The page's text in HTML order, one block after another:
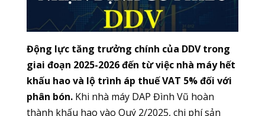
Động lực tăng trưởng chính của DDV trong
giai đoạn 2025-2026 đến từ việc nhà máy hết
khấu hao và lộ trình áp thuế VAT 5% đối với
phân bón.Khi nhà máy DAP Đình Vũ hoàn
thành khấu hao vào Quý 2/2025, chi phí sản